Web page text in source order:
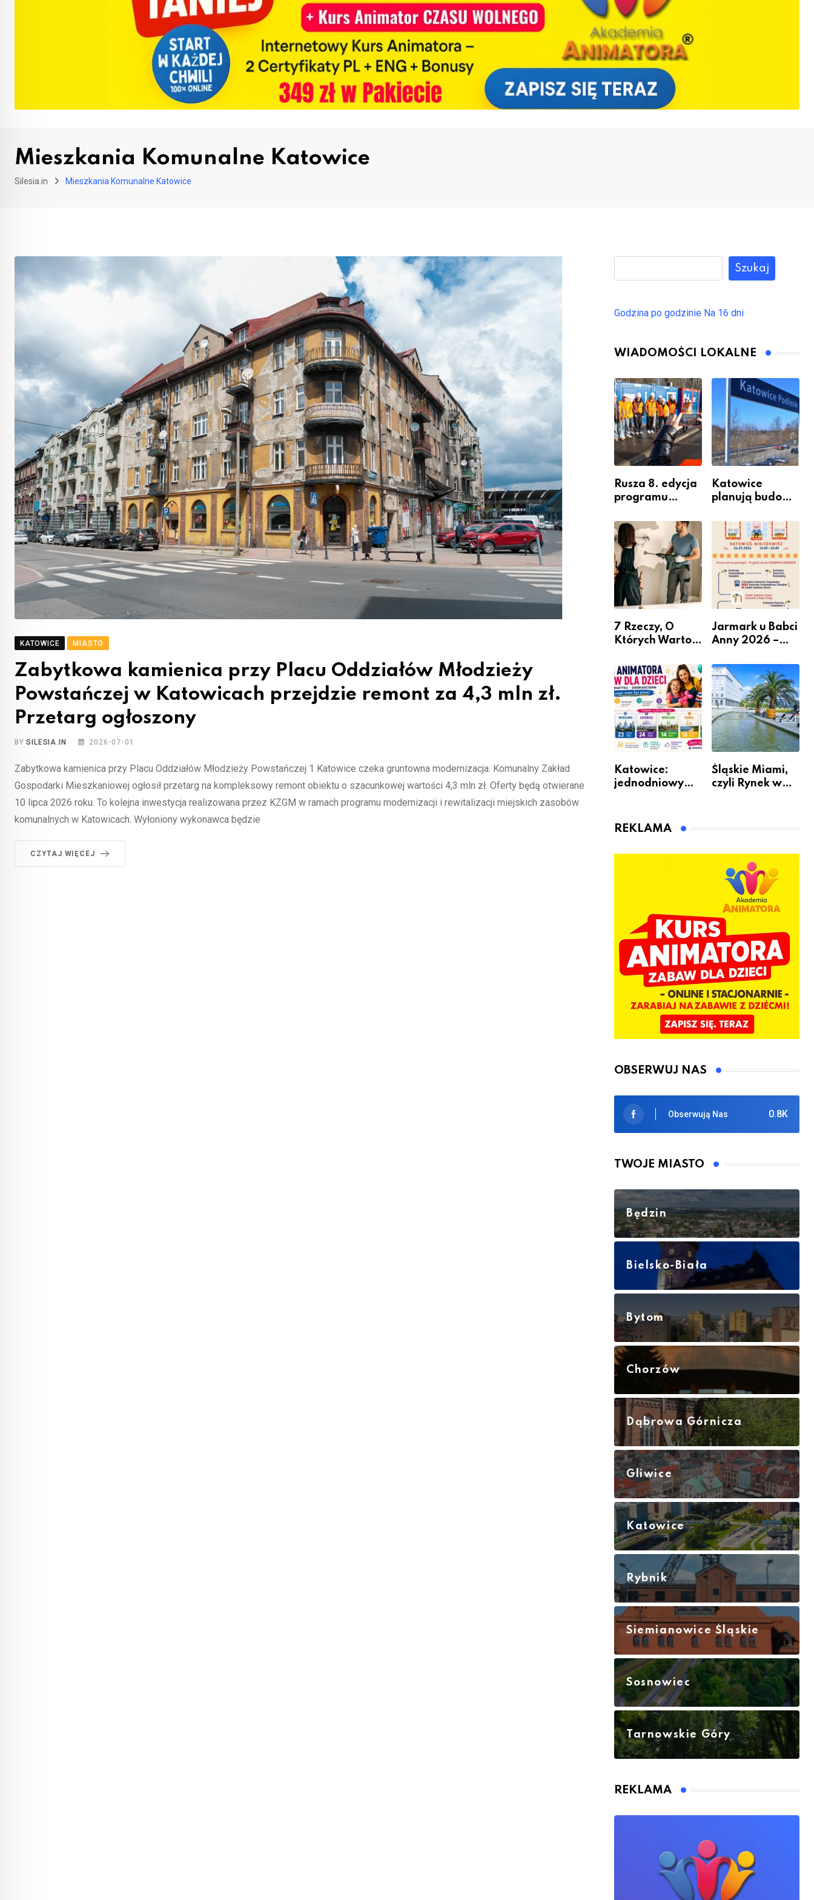
Mieszkania Komunalne Katowice
Silesia.in Mieszkania Komunalne Katowice
KATOWICE MIASTO
Zabytkowa kamienica przy Placu Oddziałów Młodzieży
Powstańczej w Katowicach przejdzie remont za 4,3 mln zł.
Przetarg ogłoszony
BYSILESIA.IN 2026-07-01
Zabytkowa kamienica przy Placu Oddziałów Młodzieży Powstańczej 1 Katowice czeka gruntowna modernizacja. Komunalny Zakład
Gospodarki Mieszkaniowej ogłosił przetarg na kompleksowy remont obiektu o szacunkowej wartości 4,3 mln zł. Oferty będą otwierane
10 lipca 2026 roku. To kolejna inwestycja realizowana przez KZGM w ramach programu modernizacji i rewitalizacji miejskich zasobów
komunalnych w Katowicach. Wyłoniony wykonawca będzie
CZYTAJ WIĘCEJ
Szukaj
Godzina po godzinie Na 16 dni
WIADOMOŚCI LOKALNE
Rusza 8. edycja
programu
Miastem
Fachowców” –
nabór dla
przedsiębiorców
Katowice
planują budowę
przesiadkoweg
o w Podlesiu
7 Rzeczy, O
Których Warto
Remontem
Mieszkania
Jarmark u Babci
Anny 2026 –
Katowice:
jednodniowy
animatora
Śląskie Miami,
czyli Rynek w
REKLAMA
OBSERWUJ NAS
0.8K
Obserwują Nas
TWOJE MIASTO
Będzin
Bielsko-Biała
Bytom
Chorzów
Dąbrowa Górnicza
Gliwice
Katowice
Rybnik
Siemianowice Śląskie
Sosnowiec
Tarnowskie Góry
REKLAMA